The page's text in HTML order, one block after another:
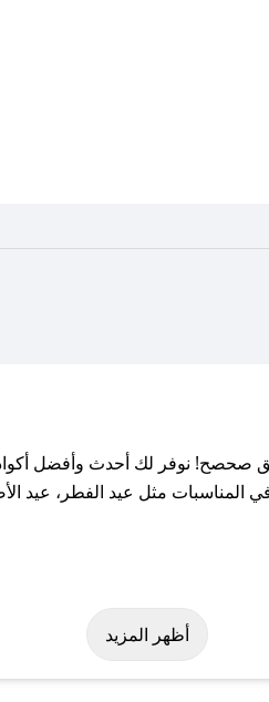
نوفر لك أحدث وأفضل أكواد
مثل عيد الفطر، عيد
رسمة. وفي حال عدم توفر
أظهر المزيد